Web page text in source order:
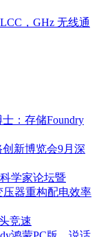
，GHz 无线通
：存储Foundry
新博览会9月深
学家论坛暨
压器重构配电效率
竞速